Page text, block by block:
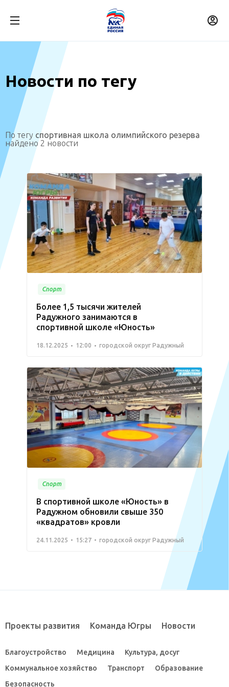
Новости по тегу
По тегу спортивная школа олимпийского резерва
найдено 2 новости
Спорт
Более 1,5 тысячи жителей
Радужного занимаются в
спортивной школе «Юность»
18.12.2025 12:00 городской округ Радужный
Спорт
В спортивной школе «Юность» в
Радужном обновили свыше 350
«квадратов» кровли
24.11.2025 15:27 городской округ Радужный
Проекты развития Команда Югры Новости
Благоустройство Медицина
Культура, досуг
Коммунальное хозяйство
Транспорт
Образование
Безопасность